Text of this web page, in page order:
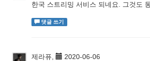
한국 스트리밍 서비스 되네요. 그것도
댓글 쓰기
제라퓨,
2020-06-06